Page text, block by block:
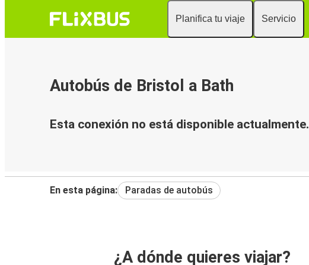
Planifica tu viaje Servicio
Autobús de Bristol a Bath
Esta conexión no está disponible actualmente.
En esta página: Paradas de autobús
¿A dónde quieres viajar?